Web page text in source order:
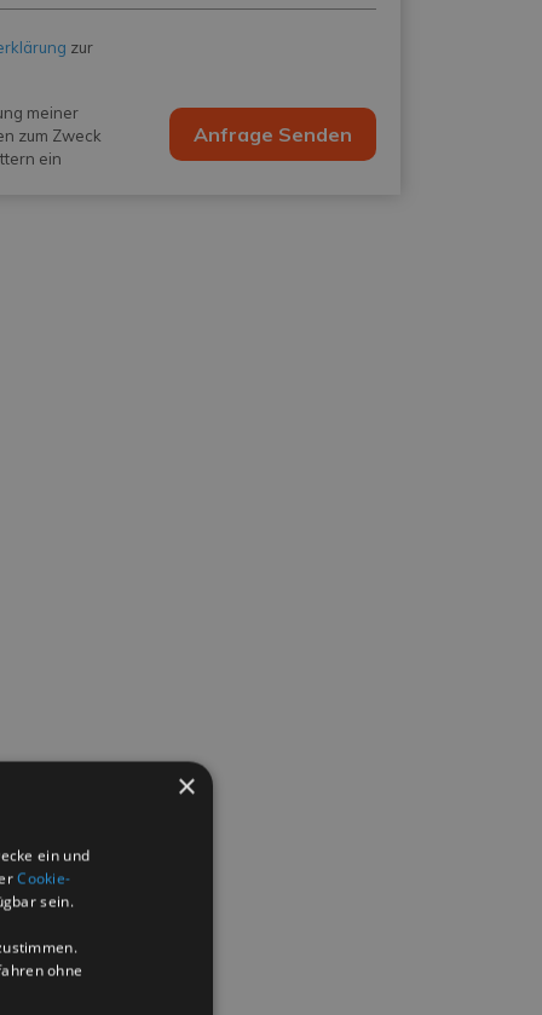
zur
meiner
zum Zweck
ein
Anfrage Senden
×
ein und
Cookie-
sein.
ohne